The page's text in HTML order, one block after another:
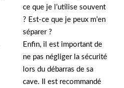
ce que je l’utilise souvent
? Est-ce que je peux m’en
séparer ?
Enfin, il est important de
ne pas négliger la sécurité
lors du débarras de sa
cave. Il est recommandé